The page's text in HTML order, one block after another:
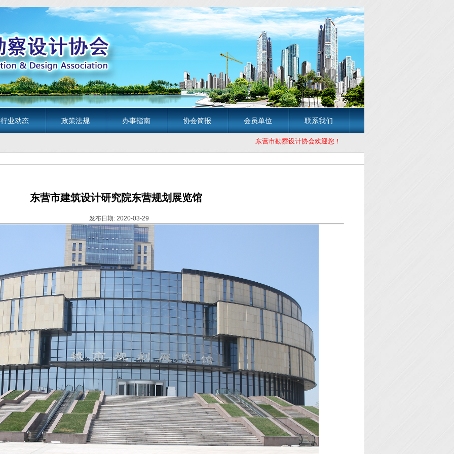
行业动态 政策法规 办事指南 协会简报 会员单位 联系我们
东营市勘察设计协会欢迎您！ 东营市勘察设
东营市建筑设计研究院东营规划展览馆
发布日期: 2020-03-29